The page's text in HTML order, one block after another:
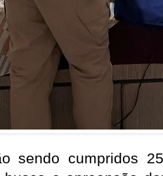
sendo cumpridos